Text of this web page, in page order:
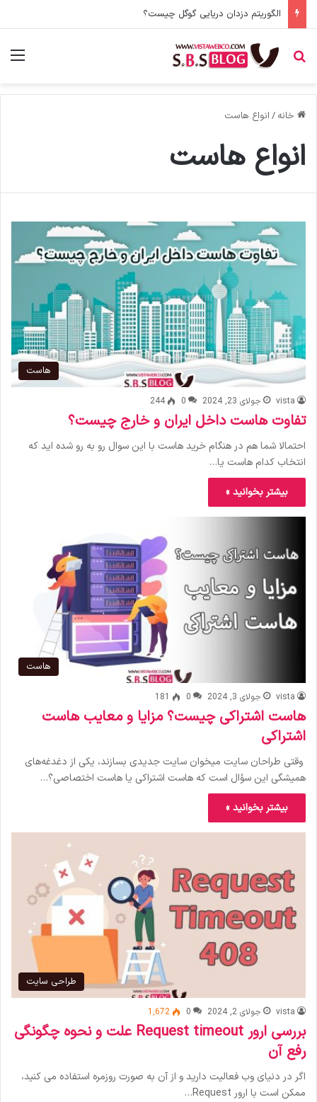
الگوریتم دزدان دریایی گوگل چیست؟
جستجو برای
خانه / انواع هاست
انواع هاست
هاست
vista جولای 23, 2024 0
244
تفاوت هاست داخل ایران و خارج چیست؟
احتمالا شما هم در هنگام خرید هاست با این سوال رو به رو شده اید که
انتخاب کدام هاست یا…
بیشتر بخوانید »
هاست
vista جولای 3, 2024 0
181
هاست اشتراکی چیست؟ مزایا و معایب هاست
اشتراکی
وقتی طراحان سایت میخوان سایت جدیدی بسازند، یکی از دغدغه‌های
همیشگی این سؤال است که هاست اشتراکی یا هاست اختصاصی؟…
بیشتر بخوانید »
طراحی سایت
vista جولای 2, 2024 0
1,672
بررسی ارور Request timeout علت و نحوه چگونگی
رفع آن
اگر در دنیای وب فعالیت دارید و از آن به صورت روزمره استفاده می‌ کنید،
ممکن است با ارور Request…